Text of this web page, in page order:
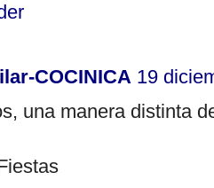
COCINICA 19
una manera distinta